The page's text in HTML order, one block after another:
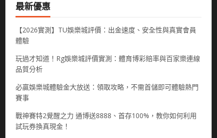
最新優惠
【2026實測】TU娛樂城評價：出金速度、安全性與真實會員
體驗
玩過才知道！Rg娛樂城評價實測：體育博彩賠率與百家樂連線
品質分析
必贏娛樂城體驗金大放送：領取攻略，不需首儲即可體驗熱門
賽事
戰神賽特2覺醒之力 通博送8888、首存100%，教你如何利用
試玩券換真現金！